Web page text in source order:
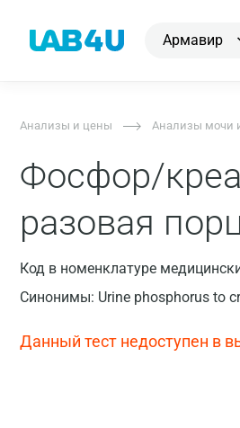
Армавир
Анализы и цены Анализы мочи
Фосфор/
разовая
Код в номенклатуре
Синонимы: Urine phosphorus to
Данный тест недоступен в